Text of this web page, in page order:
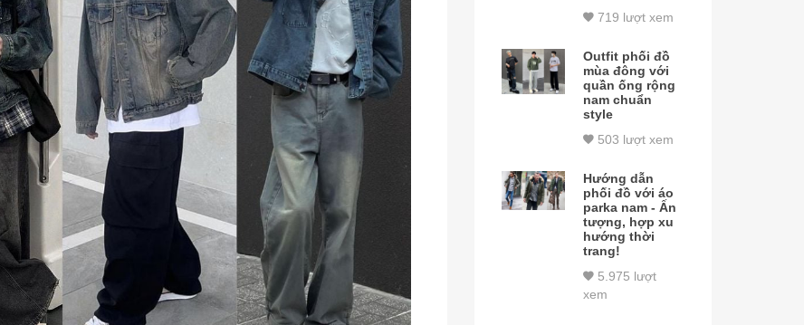
719 lượt xem
Outfit phối đồ
mùa đông với
quần ống rộng
nam chuẩn
style
503 lượt xem
Hướng dẫn
phối đồ với áo
parka nam - Ấn
tượng, hợp xu
hướng thời
trang!
5.975 lượt
xem